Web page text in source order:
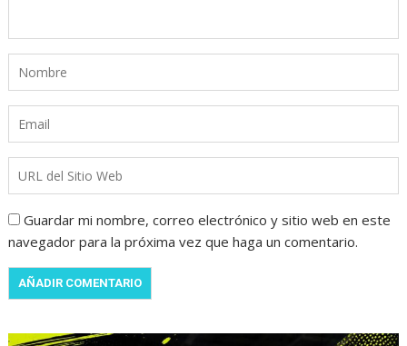
Guardar mi nombre, correo electrónico y sitio web en este
navegador para la próxima vez que haga un comentario.